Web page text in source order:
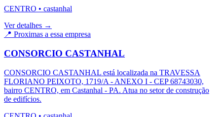
CENTRO • castanhal
Ver detalhes →
📍 Proximas a essa empresa
CONSORCIO CASTANHAL
CONSORCIO CASTANHAL está localizada na TRAVESSA
FLORIANO PEIXOTO, 1719/A - ANEXO I - CEP 68743030,
bairro CENTRO, em Castanhal - PA. Atua no setor de construção
de edifícios.